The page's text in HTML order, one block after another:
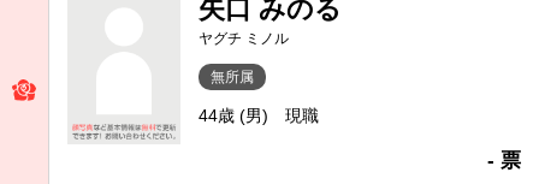
矢口 みのる
ヤグチ ミノル
無所属
44歳 (男) 現職
- 票